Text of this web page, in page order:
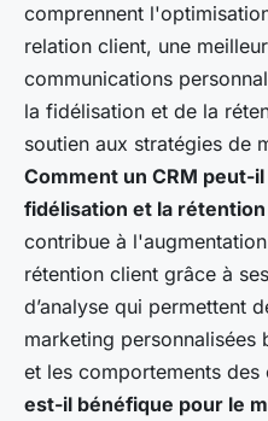
comprennent
relation client, une
communications
la fidélisation et de la
soutien aux stratégies de
Comment un CRM peut-
fidélisation et la
contribue à
rétention client grâce à
d’analyse qui permettent
marketing personnalisées
et les comportements des
est-il bénéfique pour le